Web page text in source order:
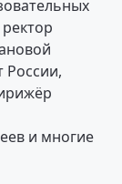
России,
и многие